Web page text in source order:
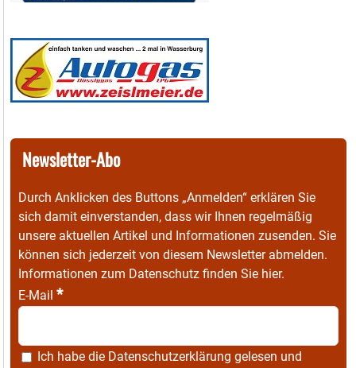
Newsletter-Abo
Durch Anklicken des Buttons „Anmelden“ erklären Sie
sich damit einverstanden, dass wir Ihnen regelmäßig
unsere aktuellen Artikel und Informationen zusenden. Sie
können sich jederzeit von diesem Newsletter abmelden.
Informationen zum Datenschutz finden Sie hier.
E-Mail *
Ich habe die Datenschutzerklärung gelesen und